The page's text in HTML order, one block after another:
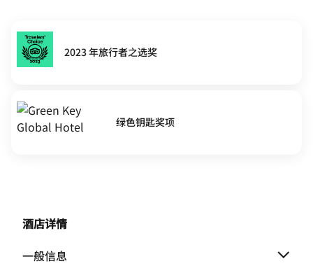
2023 年旅行者之选奖
绿色钥匙奖项
酒店详情
一般信息